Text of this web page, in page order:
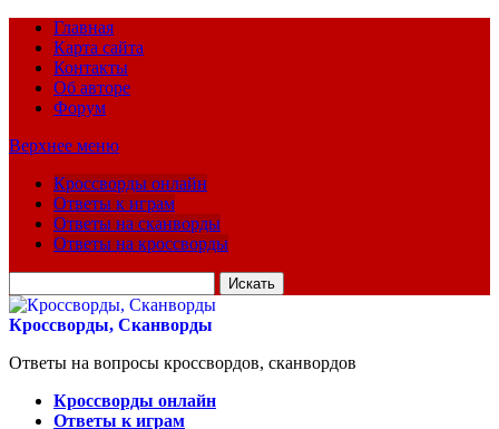
Главная
Карта сайта
Контакты
Об авторе
Форум
Верхнее меню
Кроссворды онлайн
Ответы к играм
Ответы на сканворды
Ответы на кроссворды
для:
Кроссворды, Сканворды
Ответы на вопросы кроссвордов, сканвордов
Кроссворды онлайн
Ответы к играм